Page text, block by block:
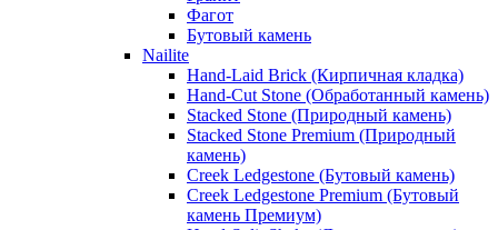
Фагот
Бутовый камень
Nailite
Hand-Laid Brick (Кирпичная кладка)
Hand-Cut Stone (Обработанный камень)
Stacked Stone (Природный камень)
Stacked Stone Premium (Природный
камень)
Creek Ledgestone (Бутовый камень)
Creek Ledgestone Premium (Бутовый
камень Премиум)